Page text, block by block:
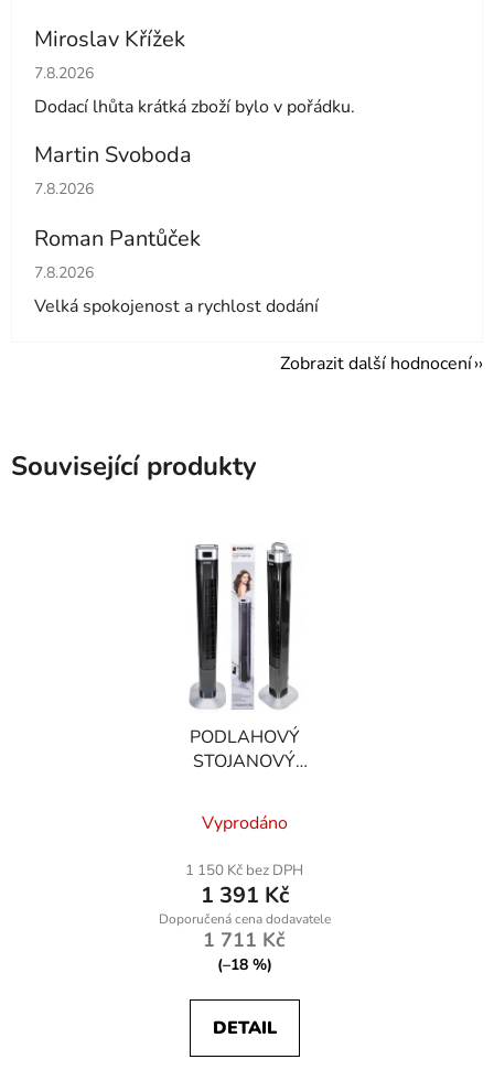
Miroslav Křížek
Hodnocení obchodu je 5 z 5 hvězdiček.
7.8.2026
Dodací lhůta krátká zboží bylo v pořádku.
Martin Svoboda
Hodnocení obchodu je 5 z 5 hvězdiček.
7.8.2026
Roman Pantůček
Hodnocení obchodu je 5 z 5 hvězdiček.
7.8.2026
Velká spokojenost a rychlost dodání
Zobrazit další hodnocení
Související produkty
PODLAHOVÝ
STOJANOVÝ
Vyprodáno
1 150 Kč bez DPH
1 391 Kč
1 711 Kč
(–18 %)
DETAIL